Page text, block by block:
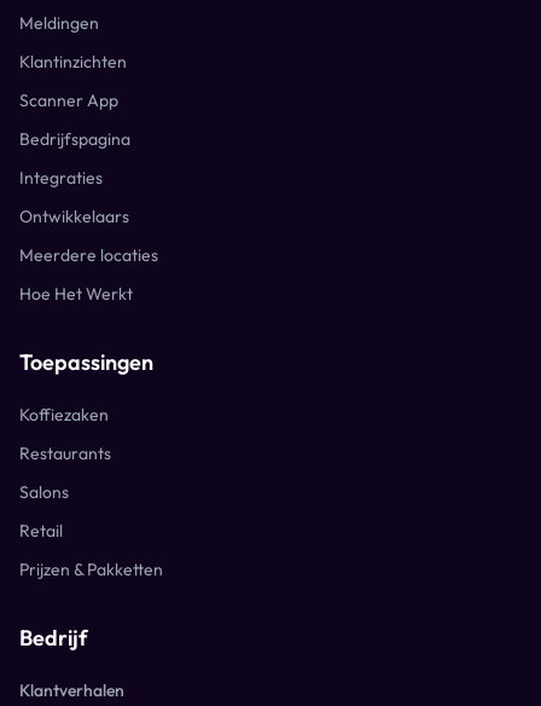
Meldingen
Klantinzichten
Scanner App
Bedrijfspagina
Integraties
Ontwikkelaars
Meerdere locaties
Hoe Het Werkt
Toepassingen
Koffiezaken
Restaurants
Salons
Retail
Prijzen & Pakketten
Bedrijf
Klantverhalen